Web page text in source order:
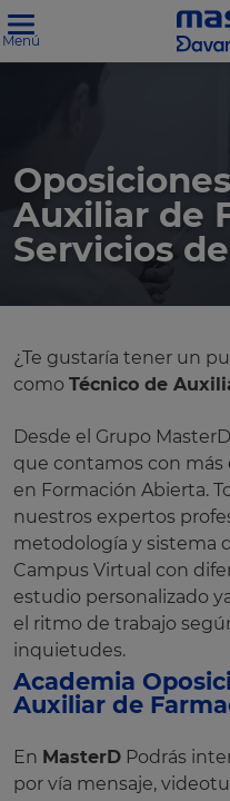
Menú
Auxiliar de
Servicios
¿Te gustaría tener un
como Técnico de
Desde el Grupo
que contamos con más
en Formación Abierta.
nuestros expertos
metodología y sistema
Campus Virtual con
estudio personalizado
el ritmo de trabajo
inquietudes.
Academia
Auxiliar de
En MasterD Podrás
por vía mensaje,